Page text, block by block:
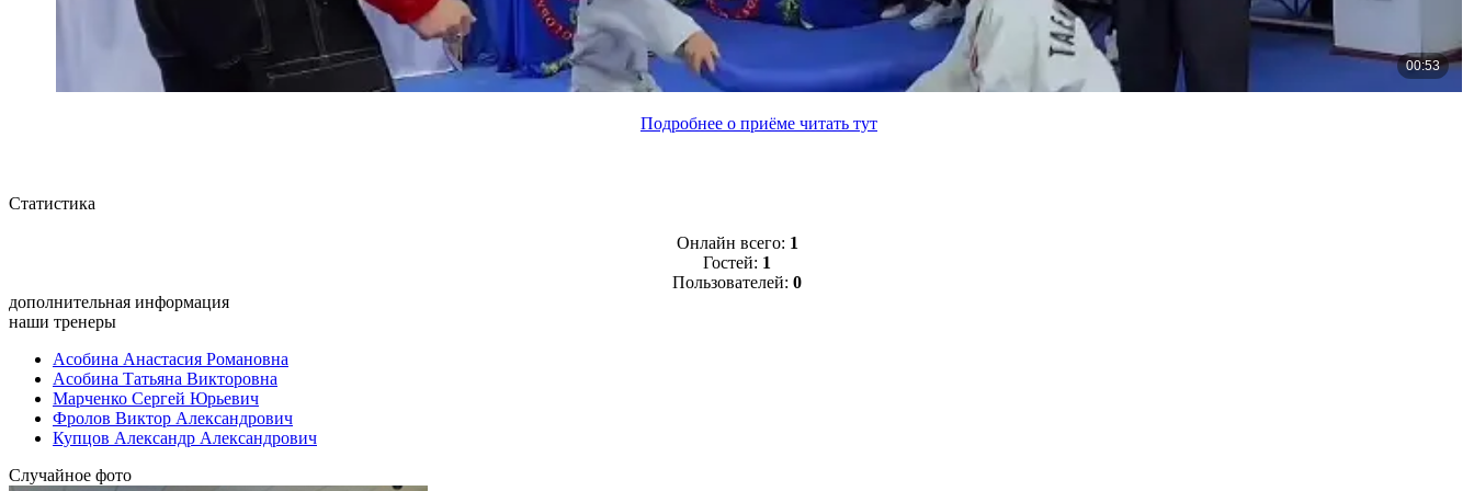
Подробнее о приёме читать тут
Статистика
Онлайн всего: 1
Гостей: 1
Пользователей: 0
дополнительная информация
наши тренеры
Асобина Анастасия Романовна
Асобина Татьяна Викторовна
Марченко Сергей Юрьевич
Фролов Виктор Александрович
Купцов Александр Александрович
Случайное фото